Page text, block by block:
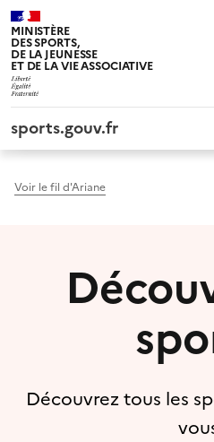
MINISTÈRE
DES SPORTS,
DE LA JEUNESSE
ET DE LA VIE ASSOCIATIVE
sports.gouv.fr
Voir le fil d'Ariane
Découvrez tous les
Panneau de gestion des